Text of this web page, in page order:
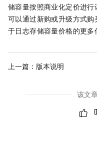
储容量按照商业化定价进行
可以通过新购或升级方式
于日志存储容量价格的更多
上一篇： 版本说明
该文